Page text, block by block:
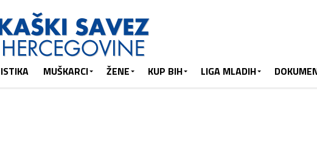
MUŠKARCI ŽENE KUP BIH LIGA MLADIH